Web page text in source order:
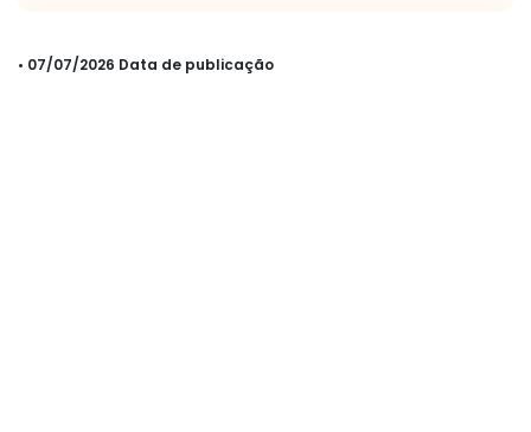
• 07/07/2026 Data de publicação